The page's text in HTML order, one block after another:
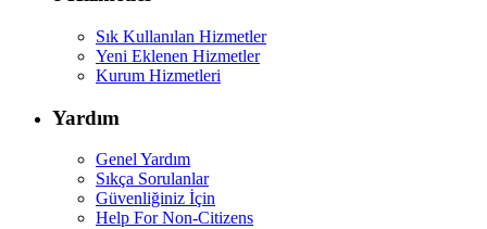
Sık Kullanılan Hizmetler
Yeni Eklenen Hizmetler
Kurum Hizmetleri
Yardım
Genel Yardım
Sıkça Sorulanlar
Güvenliğiniz İçin
Help For Non-Citizens